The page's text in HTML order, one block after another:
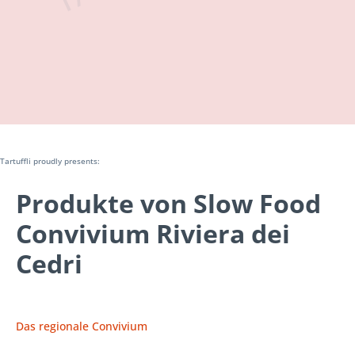
Tartuffli proudly presents:
Produkte von Slow Food
Convivium Riviera dei
Cedri
Das regionale Convivium